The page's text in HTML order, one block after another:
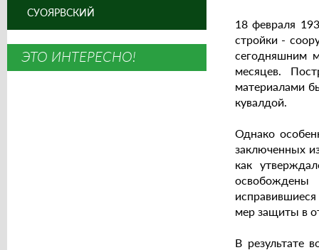
18 февраля
стройки -
сегодняшним
месяцев.
материалами
кувалдой.
Однако
заключенных
как
освобождены
мер защиты в
В результате
СУОЯРВСКИЙ
ЭТО ИНТЕРЕСНО!